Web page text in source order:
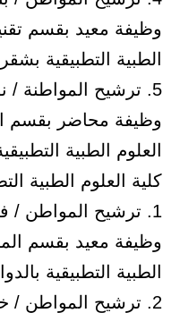
وظيفة معيد بقسم
الطبية التطبيقية
5. ترشيح المواطنة
وظيفة محاضر بقسم
العلوم الطبية
كلية العلوم الطبية
1. ترشيح المواطن /
وظيفة معيد بقسم
الطبية التطبيقية
2. ترشيح المواطن /